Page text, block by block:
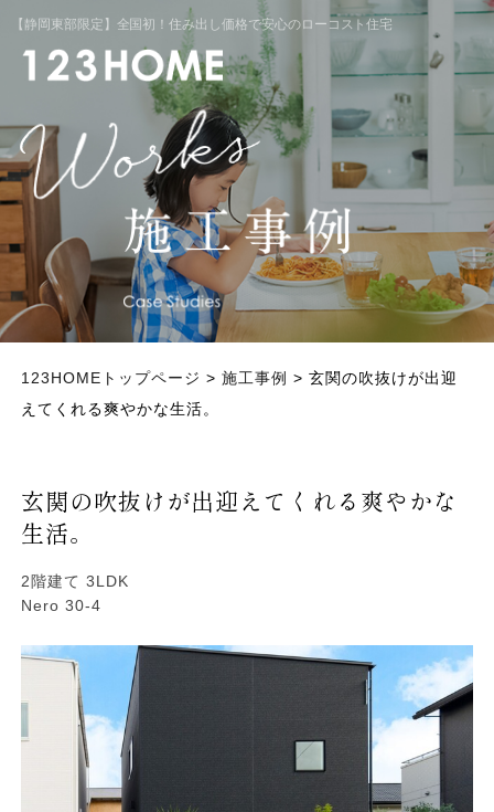
【静岡東部限定】全国初！住み出し価格で安心のローコスト住宅
123HOMEトップページ >施工事例 > 玄関の吹抜けが出迎
えてくれる爽やかな生活。
玄関の吹抜けが出迎えてくれる爽やかな
生活。
2階建て 3LDK
Nero 30-4